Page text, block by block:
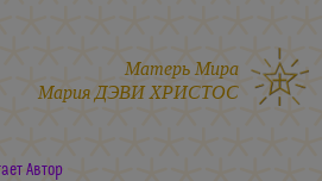
Матерь Мира
Мария ДЭВИ ХРИСТОС
Автор